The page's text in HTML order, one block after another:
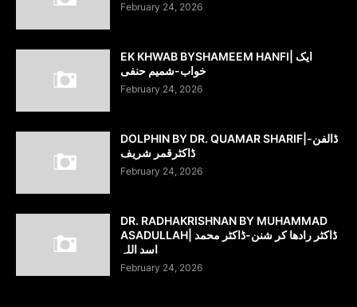
February 24, 2026
EK KHWAB BYSHAMEEM HANFI| ایک
خواب-شمیم حنفی
February 24, 2026
DOLPHIN BY DR. QUAMAR SHARIF|ڈالفن-
ڈاکٹرقمر شریف
February 24, 2026
DR. RADHAKRISHNAN BY MUHAMMAD
ASADULLAH| ڈاکٹر رادھا کر شنن-ڈاکٹر محمد
اسد اللہ
February 24, 2026